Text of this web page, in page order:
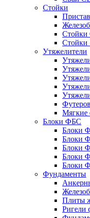
Стойки
Утяжелители
Мягкие
Блоки ФБС
Блоки
Блоки
Блоки
Блоки
Блоки
Фундаменты
Плиты
Ригели